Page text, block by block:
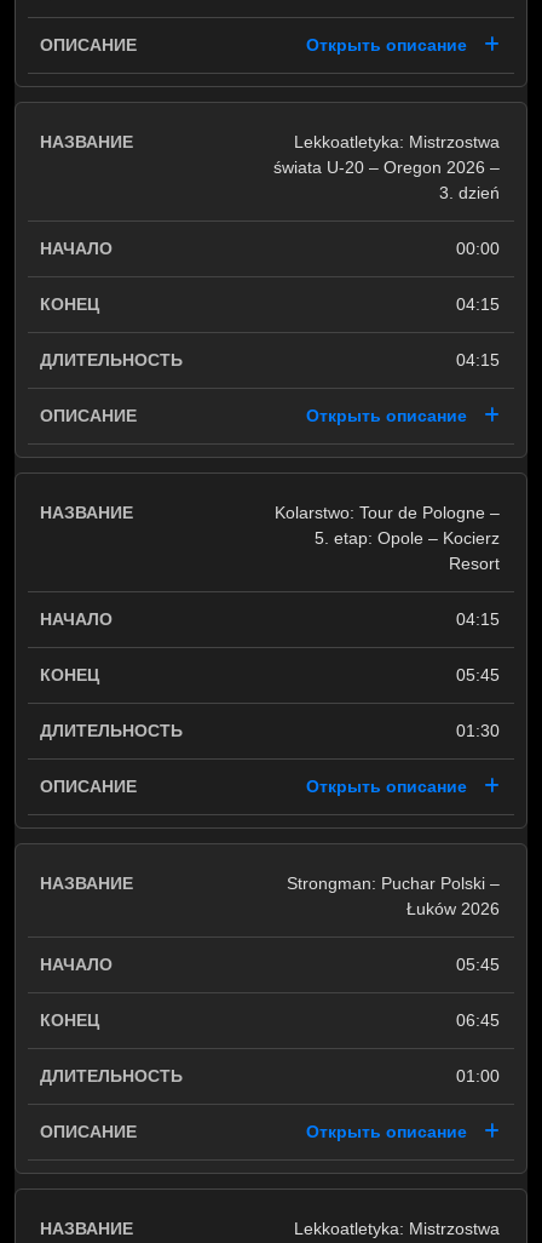
Открыть описание
Lekkoatletyka: Mistrzostwa
świata U-20 – Oregon 2026 –
3. dzień
00:00
04:15
04:15
Открыть описание
Kolarstwo: Tour de Pologne –
5. etap: Opole – Kocierz
Resort
04:15
05:45
01:30
Открыть описание
Strongman: Puchar Polski –
Łuków 2026
05:45
06:45
01:00
Открыть описание
Lekkoatletyka: Mistrzostwa